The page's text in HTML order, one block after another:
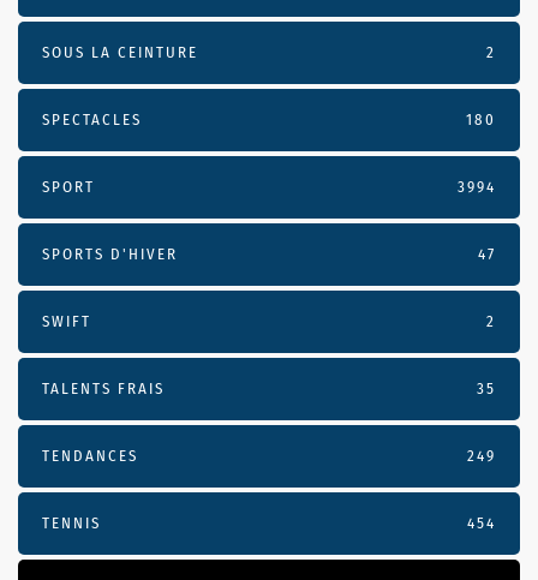
SOUS LA CEINTURE 2
SPECTACLES 180
SPORT 3994
SPORTS D'HIVER 47
SWIFT 2
TALENTS FRAIS 35
TENDANCES 249
TENNIS 454